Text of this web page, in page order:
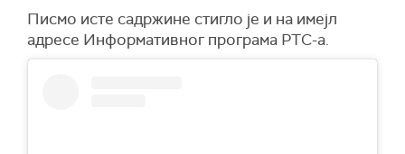
Писмо исте садржине стигло је и на имејл
адресе Информативног програма РТС-а.